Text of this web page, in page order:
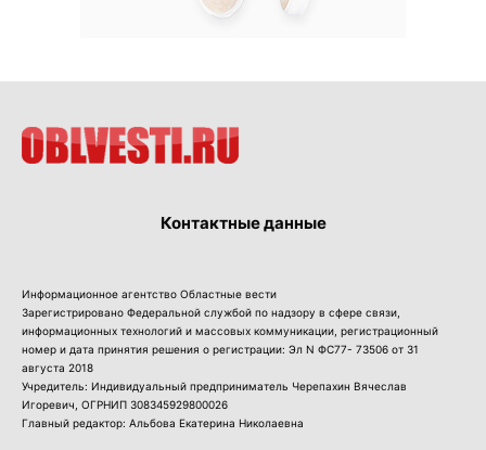
Контактные данные
Информационное агентство Областные вести
Зарегистрировано Федеральной службой по надзору в сфере связи,
информационных технологий и массовых коммуникации, регистрационный
номер и дата принятия решения о регистрации: Эл N ФС77- 73506 от 31
августа 2018
Учредитель: Индивидуальный предприниматель Черепахин Вячеслав
Игоревич, ОГРНИП 308345929800026
Главный редактор: Альбова Екатерина Николаевна